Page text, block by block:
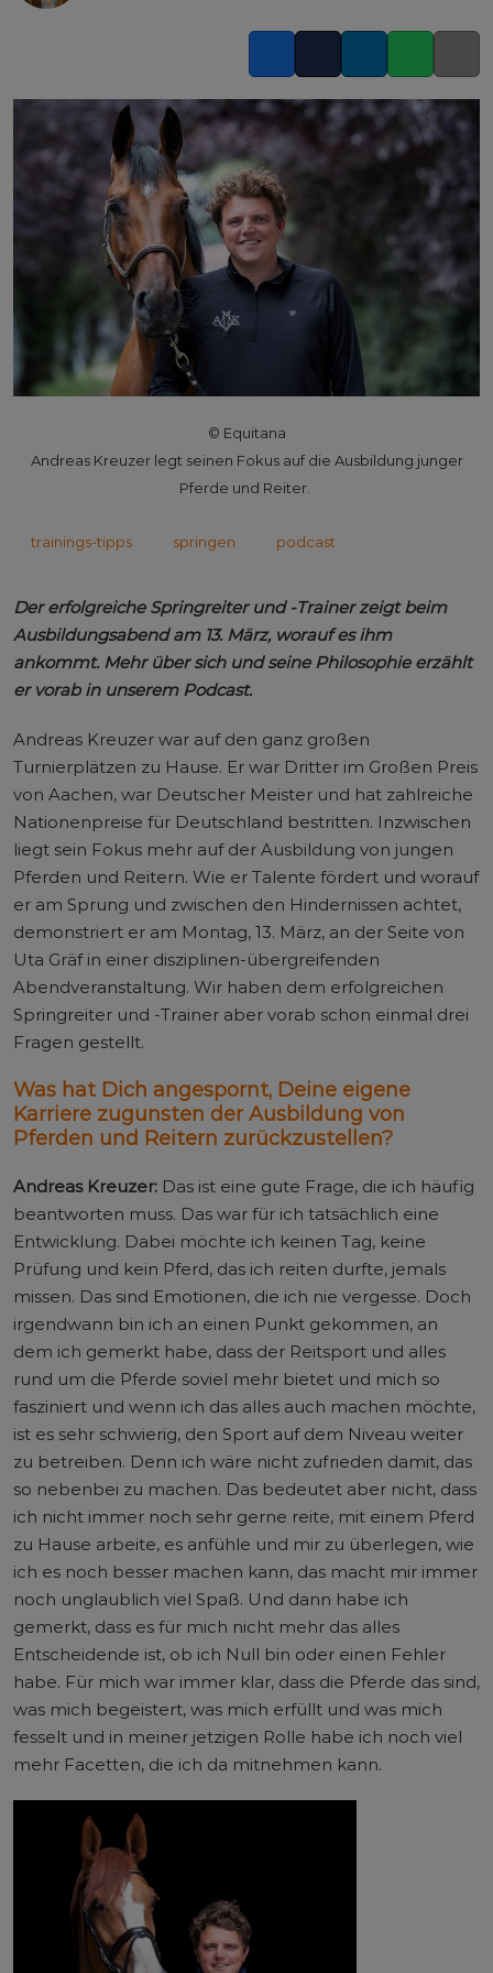
© Equitana
Andreas Kreuzer legt seinen Fokus auf die Ausbildung junger
Pferde und Reiter.
trainings-tipps springen podcast
Der erfolgreiche Springreiter und -Trainer zeigt beim
Ausbildungsabend am 13. März, worauf es ihm
ankommt. Mehr über sich und seine Philosophie erzählt
er vorab in unserem Podcast.
Andreas Kreuzer war auf den ganz großen
Turnierplätzen zu Hause. Er war Dritter im Großen Preis
von Aachen, war Deutscher Meister und hat zahlreiche
Nationenpreise für Deutschland bestritten. Inzwischen
liegt sein Fokus mehr auf der Ausbildung von jungen
Pferden und Reitern. Wie er Talente fördert und worauf
er am Sprung und zwischen den Hindernissen achtet,
demonstriert er am Montag, 13. März, an der Seite von
Uta Gräf in einer disziplinen-übergreifenden
Abendveranstaltung. Wir haben dem erfolgreichen
Springreiter und -Trainer aber vorab schon einmal drei
Fragen gestellt.
Was hat Dich angespornt, Deine eigene
Karriere zugunsten der Ausbildung von
Pferden und Reitern zurückzustellen?
Andreas Kreuzer: Das ist eine gute Frage, die ich häufig
beantworten muss. Das war für ich tatsächlich eine
Entwicklung. Dabei möchte ich keinen Tag, keine
Prüfung und kein Pferd, das ich reiten durfte, jemals
missen. Das sind Emotionen, die ich nie vergesse. Doch
irgendwann bin ich an einen Punkt gekommen, an
dem ich gemerkt habe, dass der Reitsport und alles
rund um die Pferde soviel mehr bietet und mich so
fasziniert und wenn ich das alles auch machen möchte,
ist es sehr schwierig, den Sport auf dem Niveau weiter
zu betreiben. Denn ich wäre nicht zufrieden damit, das
so nebenbei zu machen. Das bedeutet aber nicht, dass
ich nicht immer noch sehr gerne reite, mit einem Pferd
zu Hause arbeite, es anfühle und mir zu überlegen, wie
ich es noch besser machen kann, das macht mir immer
noch unglaublich viel Spaß. Und dann habe ich
gemerkt, dass es für mich nicht mehr das alles
Entscheidende ist, ob ich Null bin oder einen Fehler
habe. Für mich war immer klar, dass die Pferde das sind,
was mich begeistert, was mich erfüllt und was mich
fesselt und in meiner jetzigen Rolle habe ich noch viel
mehr Facetten, die ich da mitnehmen kann.